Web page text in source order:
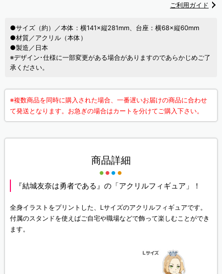
ご利用ガイド
●サイズ（約）／本体：横141×縦281mm、台座：横68×縦60mm
●材質／アクリル（本体）
●製造／日本
※デザイン･仕様に一部変更がある場合がありますのであらかじめご了
承ください。
※複数商品を同時に購入された場合、一番遅いお届けの商品に合わせ
て発送となります。お急ぎの場合はカートを分けてご購入下さい。
商品詳細
『結城友奈は勇者である』の「アクリルフィギュア」！
全身イラストをプリントした、Lサイズのアクリルフィギュアです。
付属のスタンドを使えばご自宅や職場などで飾って楽しむことができ
ます。